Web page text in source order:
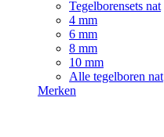
Tegelborensets nat
4 mm
6 mm
8 mm
10 mm
Alle tegelboren nat
Merken